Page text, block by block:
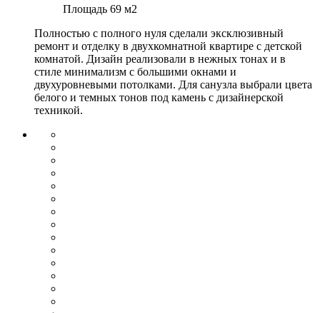
Площадь 69 м2
Полностью с полного нуля сделали эксклюзивный
ремонт и отделку в двухкомнатной квартире с детской
комнатой. Дизайн реализовали в нежных тонах и в
стиле минимализм с большими окнами и
двухуровневыми потолками. Для санузла выбрали цвета
белого и темных тонов под камень с дизайнерской
техникой.